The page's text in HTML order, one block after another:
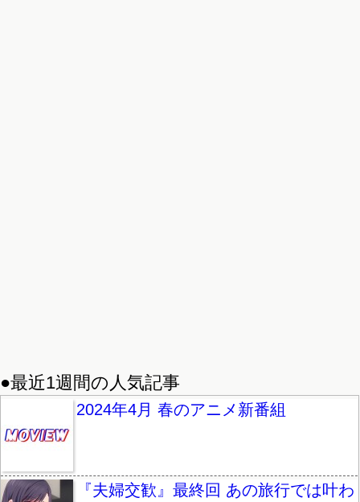
●最近1週間の人気記事
2024年4月 春のアニメ新番組
『夫婦交歓』最終回 あの旅行では叶わ